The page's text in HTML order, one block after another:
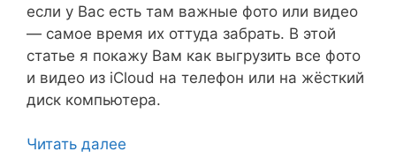
если у Вас есть там важные фото или видео
— самое время их оттуда забрать. В этой
статье я покажу Вам как выгрузить все фото
и видео из iCloud на телефон или на жёсткий
диск компьютера.
Читать далее